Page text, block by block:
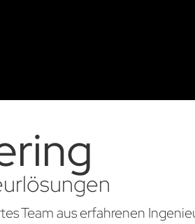
Team aus erfahrenen